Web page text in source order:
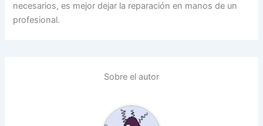
necesarios, es mejor dejar la reparación en manos de un
profesional.
Sobre el autor